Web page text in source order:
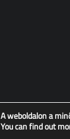
A weboldalon a
You can find out